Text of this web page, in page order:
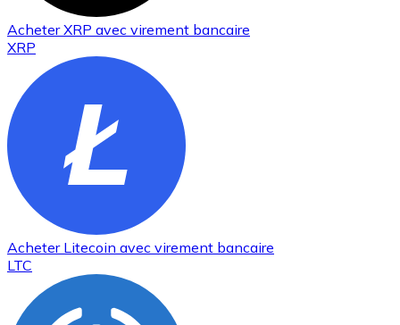
AcheterXRP avec virement bancaire
XRP
Acheter Litecoin avec virement bancaire
LTC